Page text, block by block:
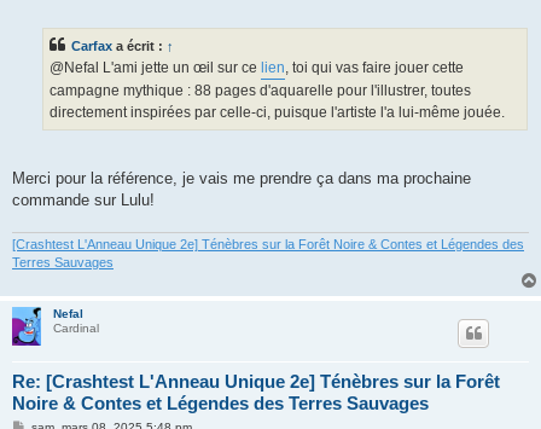
Carfax a écrit : ↑
@Nefal L'ami jette un œil sur ce lien, toi qui vas faire jouer cette
campagne mythique : 88 pages d'aquarelle pour l'illustrer, toutes
directement inspirées par celle-ci, puisque l'artiste l'a lui-même jouée.
Merci pour la référence, je vais me prendre ça dans ma prochaine
commande sur Lulu!
[Crashtest L'Anneau Unique 2e] Ténèbres sur la Forêt Noire & Contes et Légendes des
Terres Sauvages
Nefal
Cardinal
Re: [Crashtest L'Anneau Unique 2e] Ténèbres sur la Forêt
Noire & Contes et Légendes des Terres Sauvages
M